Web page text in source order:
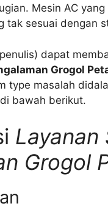
Mesin AC
tak sesuai dengan
dapat
Grogol
type masalah
bawah berikut.
Layanan
Grogol